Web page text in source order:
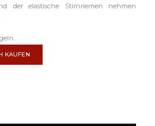
der elastische Stirnriemen nehmen
KAUFEN